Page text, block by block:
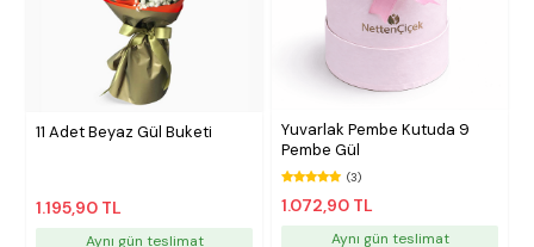
11 Adet Beyaz Gül Buketi
1.195,90 TL
Aynı gün teslimat
Yuvarlak Pembe Kutuda 9
Pembe Gül
(3)
1.072,90 TL
Aynı gün teslimat